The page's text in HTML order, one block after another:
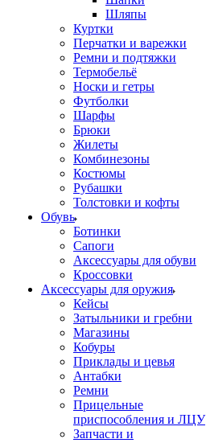
Шляпы
Куртки
Перчатки и варежки
Ремни и подтяжки
Термобельё
Носки и гетры
Футболки
Шарфы
Брюки
Жилеты
Комбинезоны
Костюмы
Рубашки
Толстовки и кофты
Обувь
Ботинки
Сапоги
Аксессуары для обуви
Кроссовки
Аксессуары для оружия
Кейсы
Затыльники и гребни
Магазины
Кобуры
Приклады и цевья
Антабки
Ремни
Прицельные
приспособления и ЛЦУ
Запчасти и